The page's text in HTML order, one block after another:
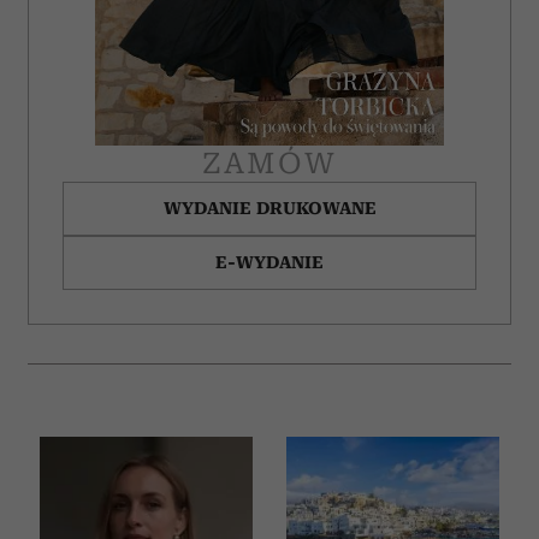
Partnerzy mogą połączyć te informacje z innymi danymi
otrzymanymi od Ciebie lub uzyskanymi podczas
korzystania z ich usług.
ZAMÓW
WYDANIE DRUKOWANE
E-WYDANIE